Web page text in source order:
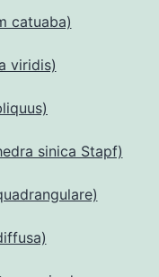
catuaba)
viridis)
sinica Stapf)